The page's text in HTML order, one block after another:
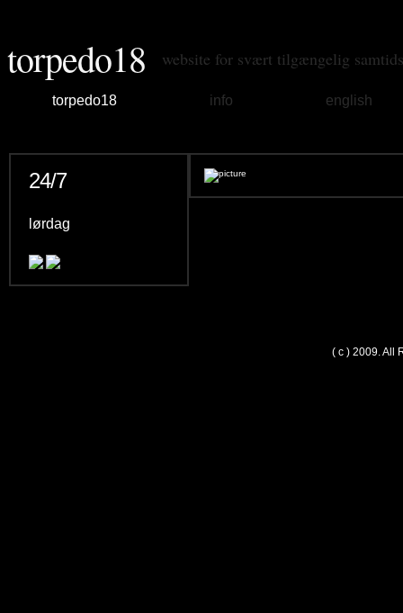
torpedo18 website for svært tilgængelig
torpedo18 info english
24/7
lørdag
( c ) 2009. All